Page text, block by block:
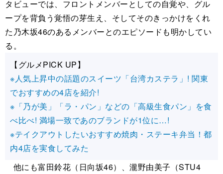
タビューでは、フロントメンバーとしての自覚や、グル
ープを背負う覚悟の芽生え、そしてそのきっかけをくれ
た乃木坂46のあるメンバーとのエピソードも明かしてい
る。
【グルメPICK UP】
※人気上昇中の話題のスイーツ「台湾カステラ」! 関東
でおすすめの4店を紹介!
※「乃が美」「ラ・パン」などの「高級生食パン」を食
べ比べ! 満場一致であのブランドが1位に…!
※テイクアウトしたいおすすめ焼肉・ステーキ弁当！都
内4店を実食してみた
他にも富田鈴花（日向坂46）、瀧野由美子（STU4